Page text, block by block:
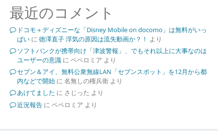
最近のコメント
ドコモ＋ディズニーな「Disney Mobile on docomo」は無料がいっ
ぱいに 徳澤直子 浮気の原因は流失動画か？！ より
ソフトバンクが携帯向け「津波警報」、でもそれ以上に大事なのは
ユーザーの意識に ペペロミア より
セブン＆アイ、無料公衆無線LAN「セブンスポット」を12月から都
内などで開始に 名無しの権兵衛より
あけてました に さじった より
近況報告に ペペロミア より